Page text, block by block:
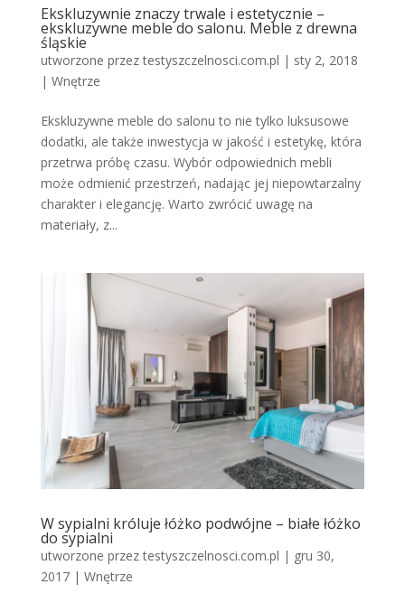
Ekskluzywnie znaczy trwale i estetycznie –
ekskluzywne meble do salonu. Meble z drewna
śląskie
utworzone przeztestyszczelnosci.com.pl | sty 2, 2018
| Wnętrze
Ekskluzywne meble do salonu to nie tylko luksusowe
dodatki, ale także inwestycja w jakość i estetykę, która
przetrwa próbę czasu. Wybór odpowiednich mebli
może odmienić przestrzeń, nadając jej niepowtarzalny
charakter i elegancję. Warto zwrócić uwagę na
materiały, z...
W sypialni króluje łóżko podwójne – białe łóżko
do sypialni
utworzone przeztestyszczelnosci.com.pl | gru 30,
2017| Wnętrze